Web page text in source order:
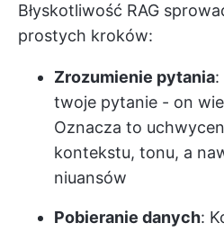
Błyskotliwość RAG
prostych kroków:
Zrozumienie pytania:
twoje pytanie - on
Oznacza to
kontekstu, tonu, a
niuansów
Pobieranie danych: